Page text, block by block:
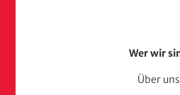
Wer wir
Über uns